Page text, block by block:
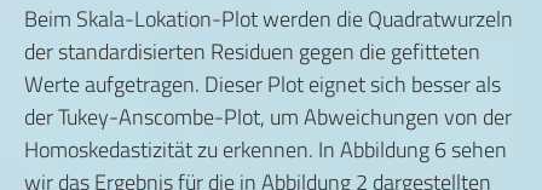
Beim Skala-Lokation-Plot werden die Quadratwurzeln
der standardisierten Residuen gegen die gefitteten
Werte aufgetragen. Dieser Plot eignet sich besser als
der Tukey-Anscombe-Plot, um Abweichungen von der
Homoskedastizität zu erkennen. In Abbildung 6 sehen
wir das Ergebnis für die in Abbildung 2 dargestellten